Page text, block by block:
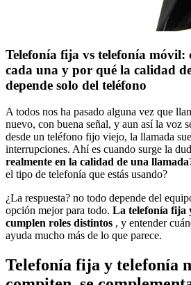
Telefonía fija vs telefonía móvil:
cada una y por qué la calidad
depende solo del teléfono
A todos nos ha pasado alguna vez que
nuevo, con buena señal, y aun así la voz
desde un teléfono fijo viejo, la llamada
interrupciones. Ahí es cuando surge la
realmente en la calidad de una
el tipo de telefonía que estás usando?
¿La respuesta? no todo depende del
opción mejor para todo. La telefonía fija
cumplen roles distintos , y entender
ayuda mucho más de lo que parece.
Telefonía fija y telefonía